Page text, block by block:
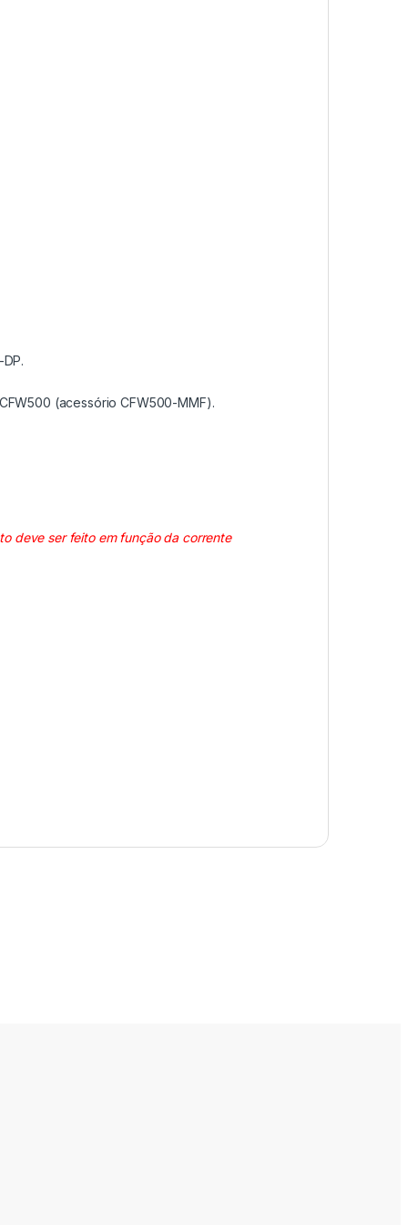
(acessório CFW500-MMF).
deve ser feito em função da corrente